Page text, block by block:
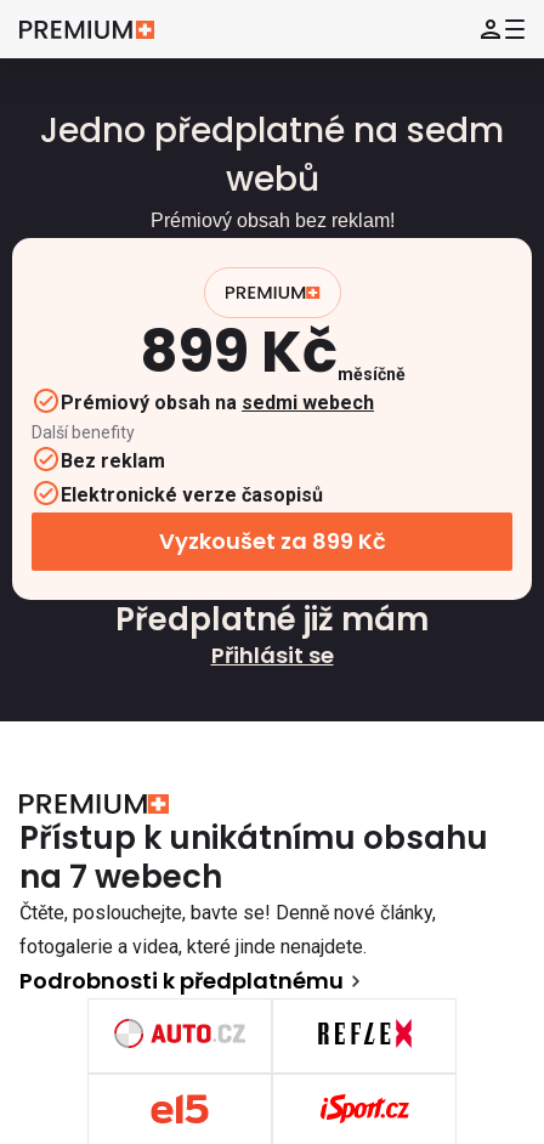
Jedno předplatné na sedm
webů
Prémiový obsah bez reklam!
899 Kčměsíčně
Prémiový obsah na sedmi webech
Další benefity
Bez reklam
Elektronické verze časopisů
Vyzkoušet za 899 Kč
Předplatné již mám
Přihlásit se
Přístup k unikátnímu obsahu
na 7 webech
Čtěte, poslouchejte, bavte se! Denně nové články,
fotogalerie a videa, které jinde nenajdete.
Podrobnosti k předplatnému